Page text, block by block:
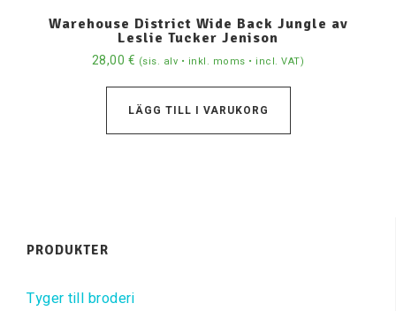
Warehouse District Wide Back Jungle av
Leslie Tucker Jenison
28,00 € (sis. alv • inkl. moms • incl. VAT)
LÄGG TILL I VARUKORG
PRODUKTER
Tyger till broderi